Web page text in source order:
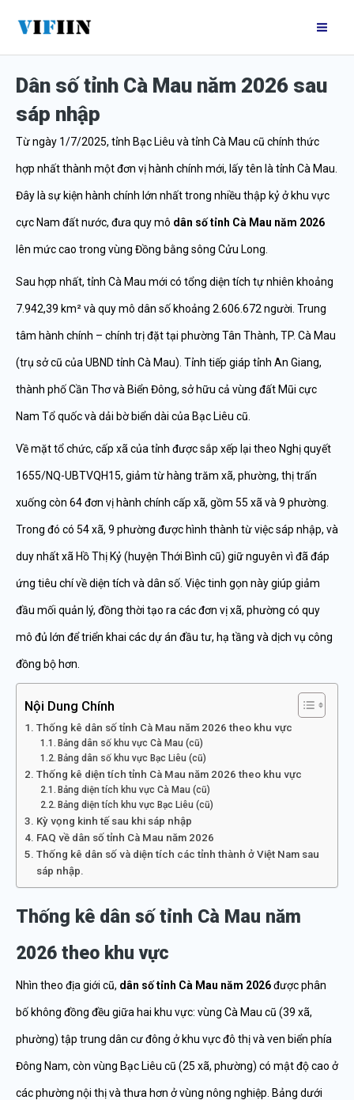
nội
dungDân số tỉnh Cà Mau năm 2026 sau
sáp nhập
Từ ngày 1/7/2025, tỉnh Bạc Liêu và tỉnh Cà Mau cũ chính thức
hợp nhất thành một đơn vị hành chính mới, lấy tên là tỉnh Cà Mau.
Đây là sự kiện hành chính lớn nhất trong nhiều thập kỷ ở khu vực
cực Nam đất nước, đưa quy mô dân số tỉnh Cà Mau năm 2026
lên mức cao trong vùng Đồng bằng sông Cửu Long.
Sau hợp nhất, tỉnh Cà Mau mới có tổng diện tích tự nhiên khoảng
7.942,39 km² và quy mô dân số khoảng 2.606.672 người. Trung
tâm hành chính – chính trị đặt tại phường Tân Thành, TP. Cà Mau
(trụ sở cũ của UBND tỉnh Cà Mau). Tỉnh tiếp giáp tỉnh An Giang,
thành phố Cần Thơ và Biển Đông, sở hữu cả vùng đất Mũi cực
Nam Tổ quốc và dải bờ biển dài của Bạc Liêu cũ.
Về mặt tổ chức, cấp xã của tỉnh được sắp xếp lại theo Nghị quyết
1655/NQ-UBTVQH15, giảm từ hàng trăm xã, phường, thị trấn
xuống còn 64 đơn vị hành chính cấp xã, gồm 55 xã và 9 phường.
Trong đó có 54 xã, 9 phường được hình thành từ việc sáp nhập, và
duy nhất xã Hồ Thị Kỷ (huyện Thới Bình cũ) giữ nguyên vì đã đáp
ứng tiêu chí về diện tích và dân số. Việc tinh gọn này giúp giảm
đầu mối quản lý, đồng thời tạo ra các đơn vị xã, phường có quy
mô đủ lớn để triển khai các dự án đầu tư, hạ tầng và dịch vụ công
đồng bộ hơn.
Nội Dung Chính
Thống kê dân số tỉnh Cà Mau năm 2026 theo khu vực
Bảng dân số khu vực Cà Mau (cũ)
Bảng dân số khu vực Bạc Liêu (cũ)
Thống kê diện tích tỉnh Cà Mau năm 2026 theo khu vực
Bảng diện tích khu vực Cà Mau (cũ)
Bảng diện tích khu vực Bạc Liêu (cũ)
Kỳ vọng kinh tế sau khi sáp nhập
FAQ về dân số tỉnh Cà Mau năm 2026
Thống kê dân số và diện tích các tỉnh thành ở Việt Nam sau
sáp nhập.
Thống kê dân số tỉnh Cà Mau năm
2026 theo khu vực
Nhìn theo địa giới cũ, dân số tỉnh Cà Mau năm 2026được phân
bố không đồng đều giữa hai khu vực: vùng Cà Mau cũ (39 xã,
phường) tập trung dân cư đông ở khu vực đô thị và ven biển phía
Đông Nam, còn vùng Bạc Liêu cũ (25 xã, phường) có mật độ cao ở
các phường nội thị và thưa hơn ở vùng nông nghiệp. Bảng dưới